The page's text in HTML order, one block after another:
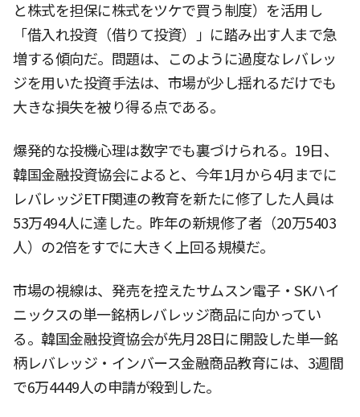
と株式を担保に株式をツケで買う制度）を活用し
「借入れ投資（借りて投資）」に踏み出す人まで急
増する傾向だ。問題は、このように過度なレバレッ
ジを用いた投資手法は、市場が少し揺れるだけでも
大きな損失を被り得る点である。
爆発的な投機心理は数字でも裏づけられる。19日、
韓国金融投資協会によると、今年1月から4月までに
レバレッジETF関連の教育を新たに修了した人員は
53万494人に達した。昨年の新規修了者（20万5403
人）の2倍をすでに大きく上回る規模だ。
市場の視線は、発売を控えたサムスン電子・SKハイ
ニックスの単一銘柄レバレッジ商品に向かってい
る。韓国金融投資協会が先月28日に開設した単一銘
柄レバレッジ・インバース金融商品教育には、3週間
で6万4449人の申請が殺到した。